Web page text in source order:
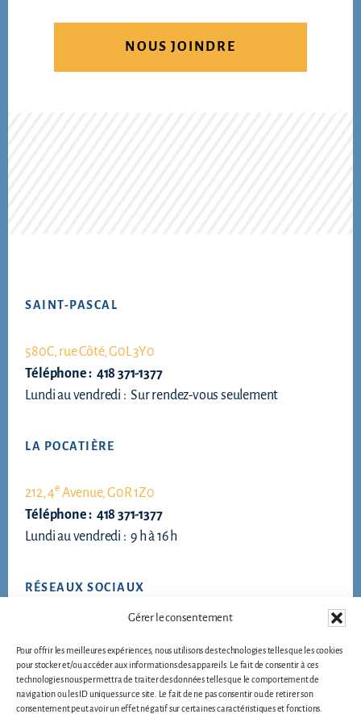
Gérer le consentement
Pour offrir les meilleures expériences, nous utilisons des technologies telles que les cookies
pour stocker et/ou accéder aux informations des appareils. Le fait de consentir à ces
technologies nous permettra de traiter des données telles que le comportement de
navigation ou les ID uniques sur ce site. Le fait de ne pas consentir ou de retirer son
consentement peut avoir un effet négatif sur certaines caractéristiques et fonctions.
NOUS JOINDRE
SAINT-PASCAL
580C, rue Côté, G0L 3Y0
Téléphone : 418 371-1377
Lundi au vendredi : Sur rendez-vous seulement
LA POCATIÈRE
212, 4e Avenue, G0R 1Z0
Téléphone : 418 371-1377
Lundi au vendredi : 9 h à 16 h
RÉSEAUX SOCIAUX